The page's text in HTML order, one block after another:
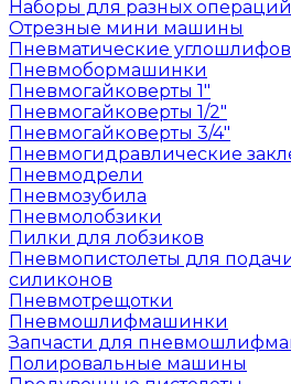
Наборы для разных операций
Отрезные мини машины
Пневматические
Пневмобормашинки
Пневмогайковерты 1"
Пневмогайковерты 1/2"
Пневмогайковерты 3/4"
Пневмогидравлические
Пневмодрели
Пневмозубила
Пневмолобзики
Пилки для лобзиков
Пневмопистолеты для
силиконов
Пневмотрещотки
Пневмошлифмашинки
Запчасти для
Полировальные машины